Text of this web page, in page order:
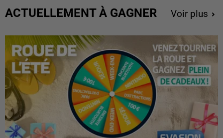
ACTUELLEMENT À GAGNER Voir plus